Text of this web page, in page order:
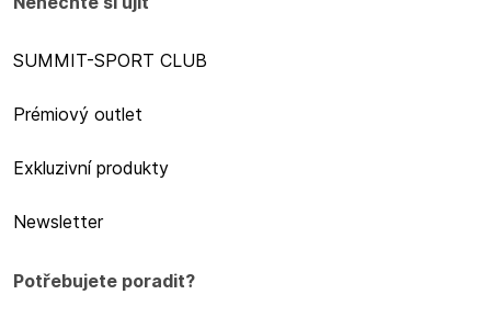
SUMMIT-SPORT CLUB
Prémiový outlet
Exkluzivní produkty
Newsletter
Potřebujete poradit?